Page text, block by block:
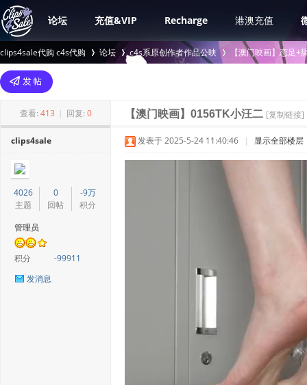
论坛 充值&VIP Recharge 港澳充值
clips4sale代购 c4s代购
>
论坛 c4s系原创作者作品公映
›
【澳门映画】恋足+
查看: 413 | 回复: 0 【澳门映画】0156TK小汪二 [复制链接]
clips4sale
4026
主题
0
回帖
-9万
积分
管理员
积分
-99911
发消息
发表于 2025-5-24 11:40:46 | 显示全部楼层